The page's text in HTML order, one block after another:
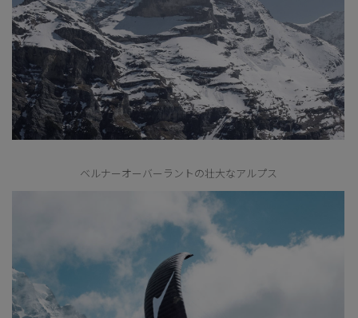
ベルナーオーバーラントの壮大なアルプス